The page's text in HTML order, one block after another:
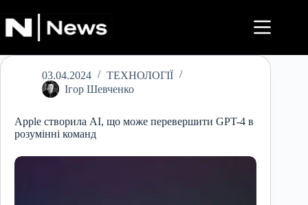
до
вмісту
03.04.2024
ТЕХНОЛОГІЇ
Ігор Шевченко
Apple створила AI, що може перевершити GPT-4 в
розумінні команд